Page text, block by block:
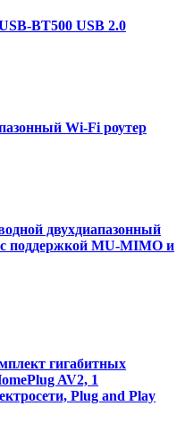
BT500 USB 2.0
Wi-Fi роутер
двухдиапазонный
поддержкой MU-MIMO и
гигабитных
AV2, 1
Plug and Play